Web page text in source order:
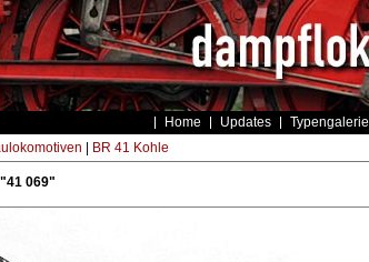
Home Updates Typengalerie
BR 41 Kohle
069"